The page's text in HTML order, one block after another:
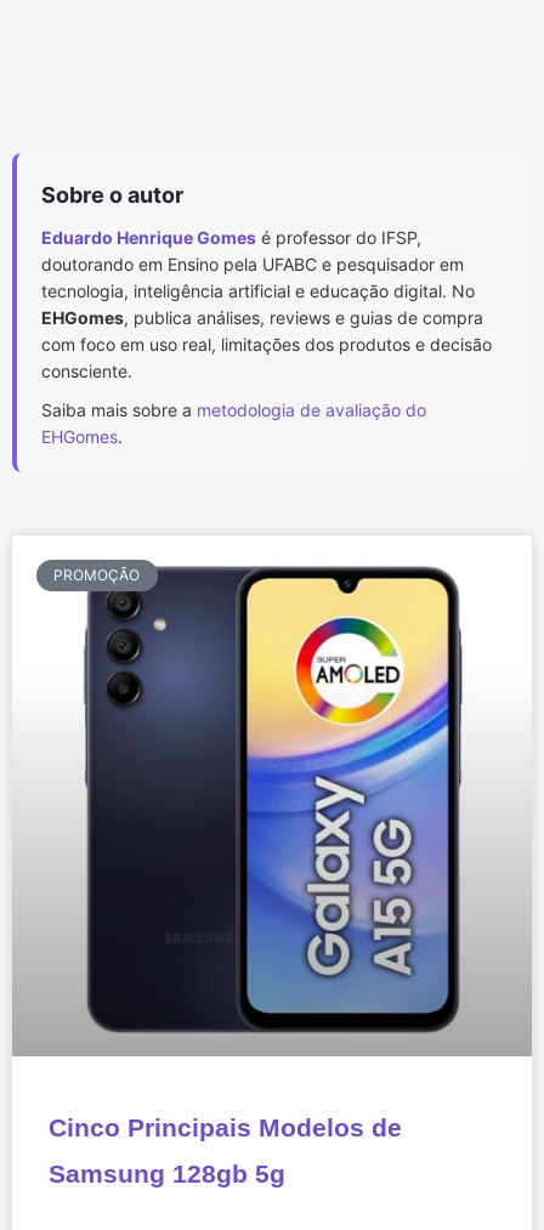
Sobre o autor
Eduardo Henrique Gomes é professor do IFSP,
doutorando em Ensino pela UFABC e pesquisador em
tecnologia, inteligência artificial e educação digital. No
EHGomes, publica análises, reviews e guias de compra
com foco em uso real, limitações dos produtos e decisão
consciente.
Saiba mais sobre a metodologia de avaliação do
EHGomes.
PROMOÇÃO
Cinco Principais Modelos de
Samsung 128gb 5g